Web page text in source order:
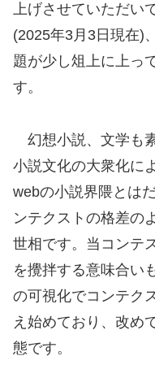
上げさせていただい
(2025年3月3日現在)
題が少し俎上に上っ
す。
幻想小説、文学も
小説文化の大衆化に
webの小説界隈とは
ンテクストの格差の
世相です。当コンテ
を攪拌する意味合い
の可視化でコンテク
え始めており、改め
態です。